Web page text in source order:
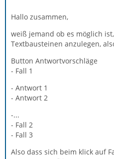
Hallo zusammen,
weiß jemand ob es möglich
Textbausteinen anzulegen,
Button Antwortvorschläge
- Fall 1
- Antwort 1
- Antwort 2
-...
- Fall 2
- Fall 3
Also dass sich beim klick auf